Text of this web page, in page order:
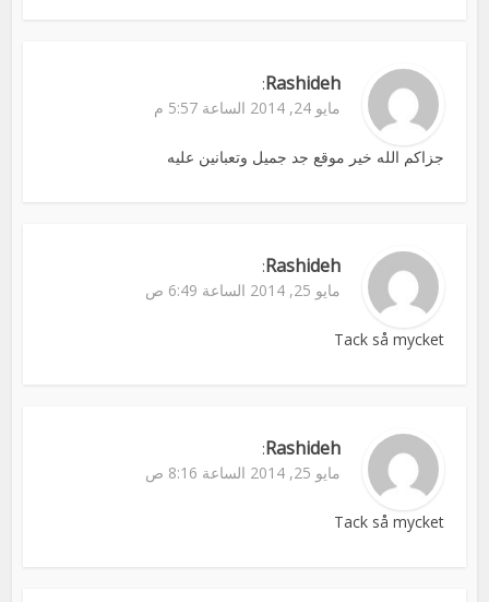
Rashideh
:
مايو 24, 2014 الساعة 5:57 م
جزاكم الله خير موقع جد جميل وتعبانين عليه
Rashideh
:
مايو 25, 2014 الساعة 6:49 ص
Tack så mycket
Rashideh
:
مايو 25, 2014 الساعة 8:16 ص
Tack så mycket